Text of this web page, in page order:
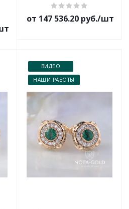
от 147 536.20 руб./шт
ВИДЕО
НАШИ РАБОТЫ